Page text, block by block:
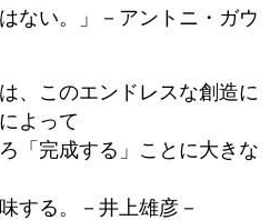
ない。」－アントニ・ガウ
、このエンドレスな創造に
よって
「完成する」ことに大きな
する。－井上雄彦－